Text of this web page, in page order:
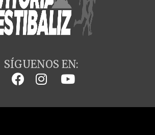
SÍGUENOS EN: